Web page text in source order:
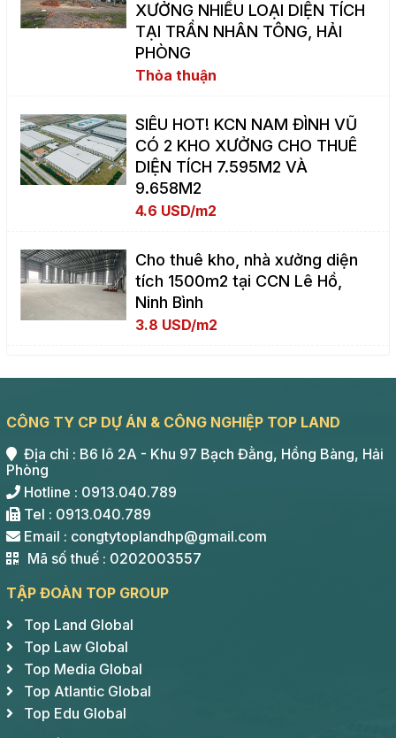
XƯỞNG NHIỀU LOẠI DIỆN TÍCH
TẠI TRẦN NHÂN TÔNG, HẢI
PHÒNG
Thỏa thuận
SIÊU HOT! KCN NAM ĐÌNH VŨ
CÓ 2 KHO XƯỞNG CHO THUÊ
DIỆN TÍCH 7.595M2 VÀ
9.658M2
4.6 USD/m2
Cho thuê kho, nhà xưởng diện
tích 1500m2 tại CCN Lê Hồ,
Ninh Bình
3.8 USD/m2
CÔNG TY CP DỰ ÁN & CÔNG NGHIỆP TOP LAND
Địa chỉ : B6 lô 2A - Khu 97 Bạch Đằng, Hồng Bàng, Hải
Phòng
Hotline : 0913.040.789
Tel : 0913.040.789
Email : congtytoplandhp@gmail.com
Mã số thuế : 0202003557
TẬP ĐOÀN TOP GROUP
Top Land Global
Top Law Global
Top Media Global
Top Atlantic Global
Top Edu Global